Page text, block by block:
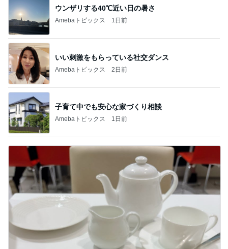
ウンザリする40℃近い日の暑さ
Amebaトピックス 1日前
いい刺激をもらっている社交ダンス
Amebaトピックス 2日前
子育て中でも安心な家づくり相談
Amebaトピックス 1日前